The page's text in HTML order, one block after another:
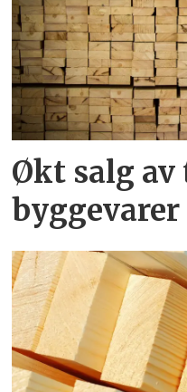
Økt salg av
byggevarer